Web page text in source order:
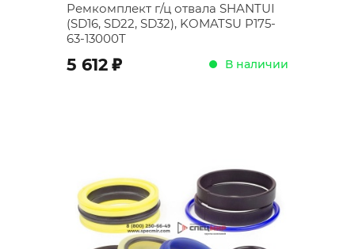
Ремкомплект г/ц отвала SHANTUI
(SD16, SD22, SD32), KOMATSU P175-
63-13000T
5 612 ; В наличии